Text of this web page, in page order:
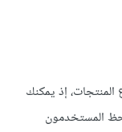
المنتجات، إذ يمكنك
المستخدمون